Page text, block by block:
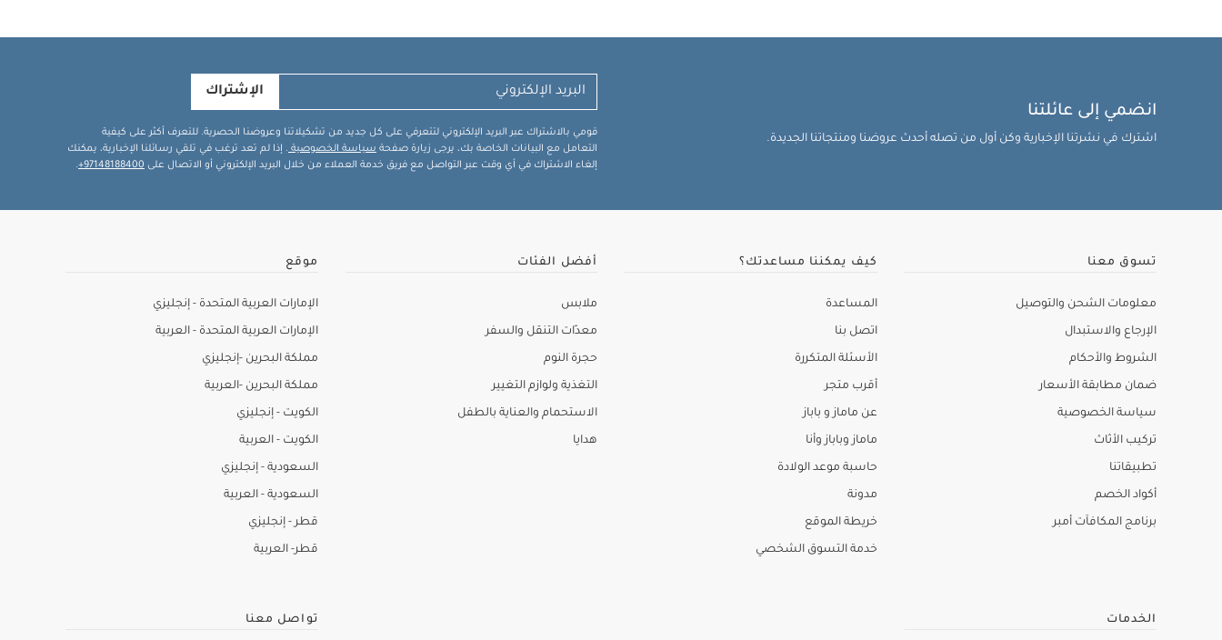
انضمي إلى عائلتنا
اشترك في نشرتنا الإخبارية وكن أول من تصله أحدث عروضنا ومنتجاتنا الجديدة.
الإشتراك
قومي بالاشتراك عبر البريد الإلكتروني لتتعرفي على كل جديد من تشكيلاتنا وعروضنا الحصرية. للتعرف أكثر على كيفية
التعامل مع البيانات الخاصة بك، يرجى زيارة صفحة سياسة الخصوصية . إذا لم تعد ترغب في تلقي رسائلنا الإخبارية، يمكنك
إلغاء الاشتراك في أي وقت عبر التواصل مع فريق خدمة العملاء من خلال البريد الإلكتروني أو الاتصال على 97148188400+
.
تسوق معنا
معلومات الشحن والتوصيل
الإرجاع والاستبدال
الشروط والأحكام
ضمان مطابقة الأسعار
سياسة الخصوصية
تركيب الأثاث
تطبيقاتنا
أكواد الخصم
برنامج المكافآت أمبر
كيف يمكننا مساعدتك؟
المساعدة
اتصل بنا
الأسئلة المتكررة
أقرب متجر
عن ماماز و باباز
ماماز وباباز وأنا
حاسبة موعد الولادة
مدونة
خريطة الموقع
خدمة التسوق الشخصي
أفضل الفئات
ملابس
معدّات التنقل والسفر
حجرة النوم
التغذية ولوازم التغيير
الاستحمام والعناية بالطفل
هدايا
موقع
الإمارات العربية المتحدة - إنجليزي
الإمارات العربية المتحدة - العربية
مملكة البحرين -إنجليزي
مملكة البحرين -العربية
الكويت - إنجليزي
الكويت - العربية
السعودية - إنجليزي
السعودية - العربية
قطر - إنجليزي
قطر- العربية
الخدمات تواصل معنا